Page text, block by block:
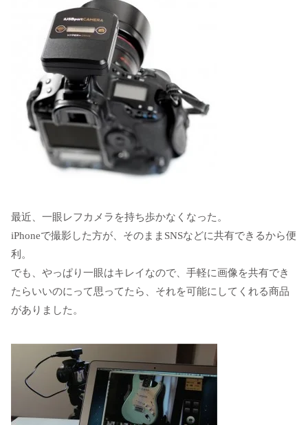
最近、一眼レフカメラを持ち歩かなくなった。
iPhoneで撮影した方が、そのままSNSなどに共有できるから便
利。
でも、やっぱり一眼はキレイなので、手軽に画像を共有でき
たらいいのにって思ってたら、それを可能にしてくれる商品
がありました。